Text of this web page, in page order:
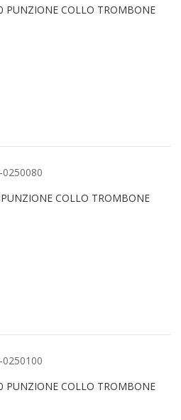
PUNZIONE COLLO TROMBONE
COLLO TROMBONE
PUNZIONE COLLO TROMBONE